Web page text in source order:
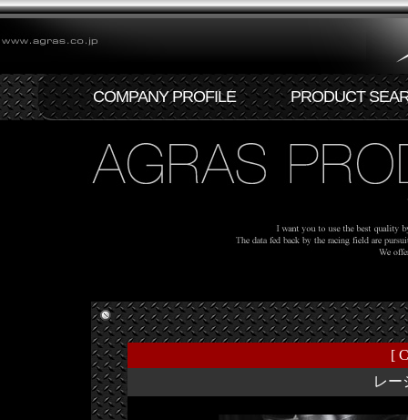
COMPANY PROFILE PRODUCT
[
レー